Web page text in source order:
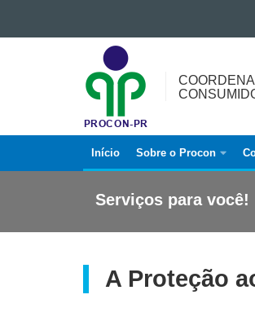
Ir para o conteúdo
Ir para a navegação
Ir para a busca
COORDENAÇÃO
ESTADUAL
DE
PROTEÇÃO
E
DEFESA
DO
CONSUMIDOR
PROCON-
Navegação
principal
Início Sobre o Procon
Serviços para você!
A Proteção